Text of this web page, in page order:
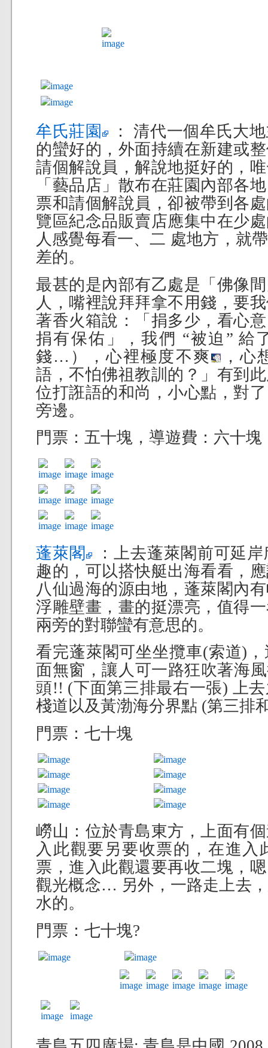
牟氏莊園 ： 清代一個牟氏大
的蠻好的，外面持續在新建或
請個解說員，解說地挺好的，
「藝品店」散布在莊園內部各
票和請個解說員，卻被帶到各
覽區紀念品販賣店應集中在少
人感覺每看一、二 處地方，就
差的。
最甚的是內部有乙處是「佛像
人，嘴裡說拜拜拿不用錢，要
著香火箱說：「捐多少，看心
捐有保佑」，我們 “被迫” 給
錢…），心裡極度不爽
，心
語，不怕佛祖教訓的？」有到
位打誑語的和尚，小心點，對
旁邊。
門票：五十塊，導遊費：六十塊
蓬萊閣 ：上去蓬萊閣前可延
趣的，可以搭快艇出海看看，
八仙過海的源由地，蓬萊閣內
浮雕壁畫，畫的挺漂亮，值得
兩旁的對聯蠻有意思的。
看完蓬萊閣可坐坐攬車(索道)
面無窗，讓人可一路狂吹著海
頭!! (下面第三排最右一張) 上
棧道以及黃渤海分界點 (第三排
門票：七十塊
嶗山：位於青島東方，上面有
入此觀要另要收票的，在進入
票，進入此觀還要再收二塊，
觀光概念… 另外，一路走上去
水的。
門票：七十塊?